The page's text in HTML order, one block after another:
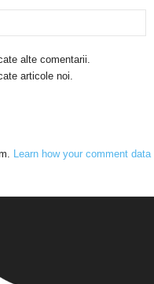
alte comentarii.
articole noi.
Learn how your comment data